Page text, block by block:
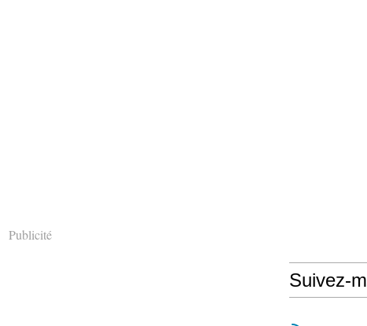
Publicité
Suivez-